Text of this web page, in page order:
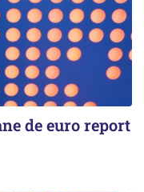
de euro report